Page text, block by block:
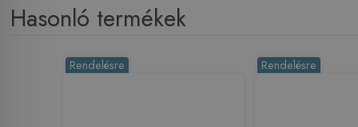
Hasonló termékek
Rendelésre Rendelésre